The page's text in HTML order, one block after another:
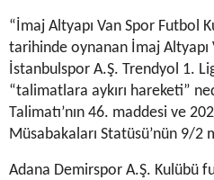
“İmaj Altyapı Van Spor Futbol
tarihinde oynanan İmaj Altyapı
İstanbulspor A.Ş. Trendyol 1.
“talimatlara aykırı hareketi”
Talimatı’nın 46. maddesi ve
Müsabakaları Statüsü’nün 9/2
Adana Demirspor A.Ş. Kulübü